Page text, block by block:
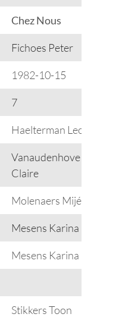
Chez Nous
Fichoes Peter
1982-10-15
7
Haelterman Leo
Vanaudenhove
Claire
Molenaers Mijé
Mesens Karina
Mesens Karina
Stikkers Toon